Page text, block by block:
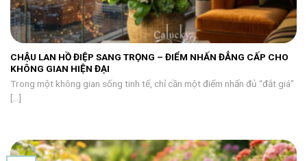
CHẬU LAN HỒ ĐIỆP SANG TRỌNG – ĐIỂM NHẤN ĐẲNG CẤP CHO
KHÔNG GIAN HIỆN ĐẠI
Trong một không gian sống tinh tế, chỉ cần một điểm nhấn đủ “đắt giá”
[...]